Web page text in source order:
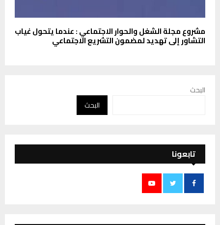
مشروع مجلة الشغل والحوار الاجتماعي : عندما يتحول غياب
التشاور إلى تهديد لمضمون التشريع الاجتماعي
البحث
البحث
تابعونا